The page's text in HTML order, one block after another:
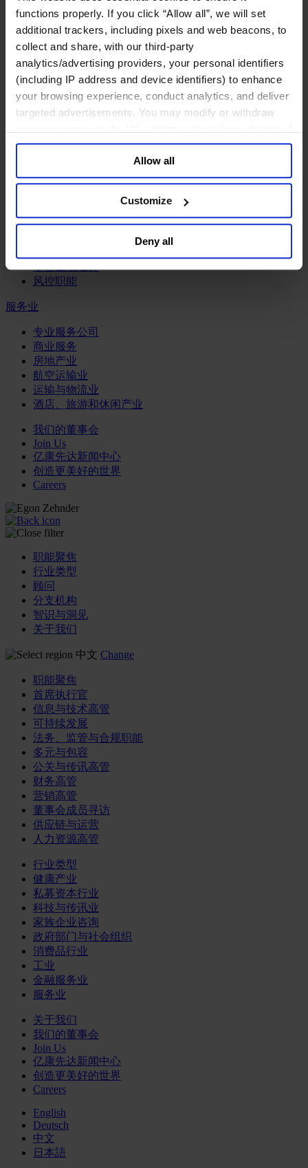
functions properly. If you click “Allow all”, we will set
additional trackers, including pixels and web beacons, to
collect and share, with our third-party
analytics/advertising providers, your personal identifiers
(including IP address and device identifiers) to enhance
your browsing experience, conduct analytics, and deliver
targeted advertisements. You may modify or withdraw
your data for targeted advertising, by clicking “Do Not
Sell or Share My Personal Information” in the footer of
the website. You must opt-out of each device and each
browser. For additional information and retention terms
general collection and use of personal information see
Allow all
Customize
Deny all
工业
化工与过程工业咨询团队
机械与工业技术
汽车与交通设备
能源业
金属与矿业
金融服务业
主权财富基金
投资银行、企业银行与金融市场
数字化资产、加密货币与Web 3行业
财富管理
零售金融服务
风控职能
服务业
专业服务公司
商业服务
房地产业
航空运输业
运输与物流业
酒店、旅游和休闲产业
我们的董事会
Join Us
亿康先达新闻中心
创造更美好的世界
Careers
职能聚焦
行业类型
顾问
分支机构
智识与洞见
关于我们
中文 Change
职能聚焦
首席执行官
信息与技术高管
可持续发展
法务、监管与合规职能
多元与包容
公关与传讯高管
财务高管
营销高管
董事会成员寻访
供应链与运营
人力资源高管
行业类型
健康产业
私募资本行业
科技与传讯业
家族企业咨询
政府部门与社会组织
消费品行业
工业
金融服务业
服务业
关于我们
我们的董事会
Join Us
亿康先达新闻中心
创造更美好的世界
Careers
English
Deutsch
中文
日本語